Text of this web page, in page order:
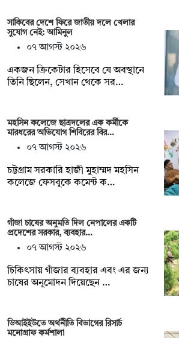
সাকিবের দেশে ফিরে জাতীয় দলে খেলার
সুযোগ নেই: আমিনুল
০৭ আগস্ট ২০২৬
একজন ক্রিকেটার হিসেবে যে অবস্থানে
তিনি ছিলেন, সেখান থেকে সর…
মহসিন কলেজে ছাত্রদলের এক কর্মীকে
মারধরের অভিযোগ শিবিরের বির…
০৭ আগস্ট ২০২৬
চট্টগ্রাম সরকারি হাজী মুহাম্মদ মহসিন
কলেজে ফেসবুকে কমেন্ট ক…
গাঁজা চাষের অনুমতি দিল নেপালের একটি
প্রদেশের সরকার, ব্যবহার…
০৭ আগস্ট ২০২৬
চিকিৎসায় গাঁজার ব্যবহার এবং এর জন্য
চাষের অনুমোদন দিয়েছেন …
ডিআইইউতে অর্থনীতি বিভাগের রিসার্চ
মনোগ্রাফ কর্মশালা